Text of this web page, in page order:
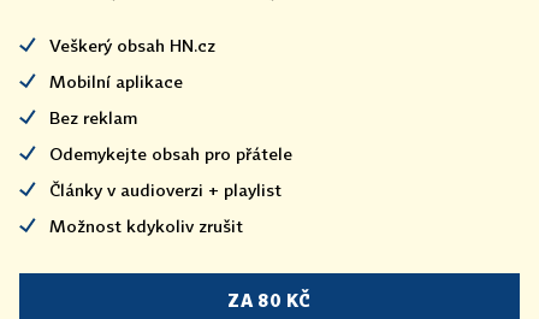
Veškerý obsah HN.cz
Mobilní aplikace
Bez reklam
Odemykejte obsah pro přátele
Články v audioverzi + playlist
Možnost kdykoliv zrušit
ZA 80 KČ